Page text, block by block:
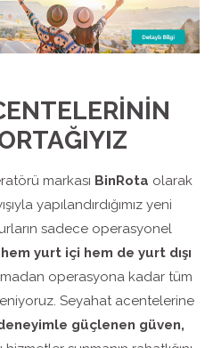
markası BinRota olarak
yapılandırdığımız yeni
sadece operasyonel
hem yurt içi hem de yurt dışı
operasyona kadar tüm
Seyahat acentelerine
deneyimle güçlenen güven,